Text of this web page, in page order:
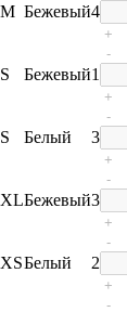
M Бежевый4
+
S Бежевый1
-
+
S Белый 3
-
+
XLБежевый3
-
+
XSБелый 2
-
+
-